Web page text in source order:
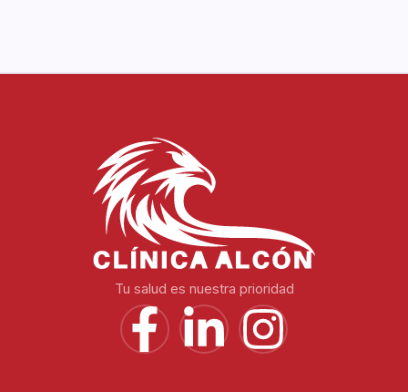
Tu salud es nuestra prioridad